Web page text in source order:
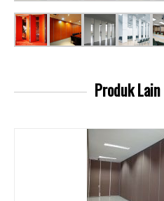
Produk Lain